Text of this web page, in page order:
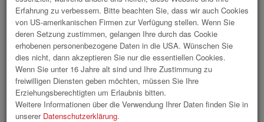
hr-lounge Ost zu Gast bei Raiffeisen
Informatik GmbH
53 Bilder
« 1 2 »
Erfahrung zu verbessern. Bitte beachten Sie, dass wir auch Cookies
von US-amerikanischen Firmen zur Verfügung stellen. Wenn Sie
deren Setzung zustimmen, gelangen Ihre durch das Cookie
erhobenen personenbezogene Daten in die USA. Wünschen Sie
dies nicht, dann akzeptieren Sie nur die essentiellen Cookies.
Wenn Sie unter 16 Jahre alt sind und Ihre Zustimmung zu
freiwilligen Diensten geben möchten, müssen Sie Ihre
Erziehungsberechtigten um Erlaubnis bitten.
Weitere Informationen über die Verwendung Ihrer Daten finden Sie in
unserer Datenschutzerklärung.